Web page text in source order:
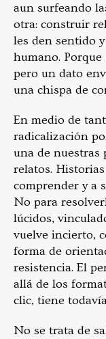
aun surfeando
otra: construir
les den sentido
humano.
pero un dato
una chispa de
En medio de
radicalización
una de nuestras
relatos.
comprender y a
No para
lúcidos,
vuelve incierto,
forma de
resistencia. El
allá de los
clic, tiene
No se trata de